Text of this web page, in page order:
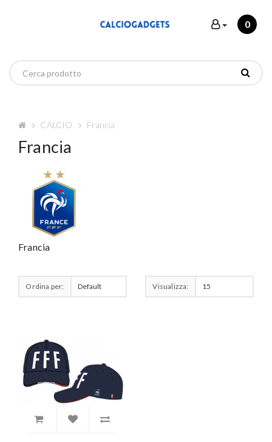
0
CALCIO Francia
Francia
Francia
Ordina per: Visualizza: